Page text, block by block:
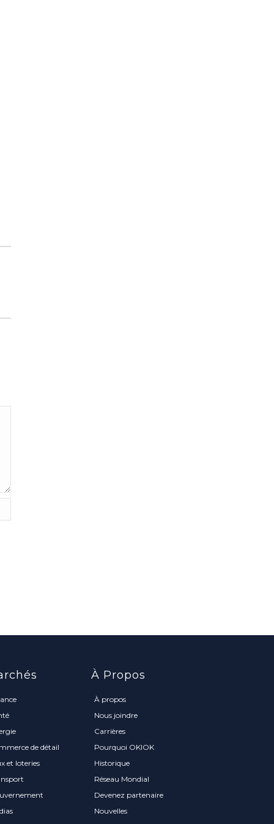
de détail
et loteries
À Propos
À propos
Nous joindre
Carrières
Pourquoi OKIOK
Historique
Réseau Mondial
Devenez partenaire
Nouvelles